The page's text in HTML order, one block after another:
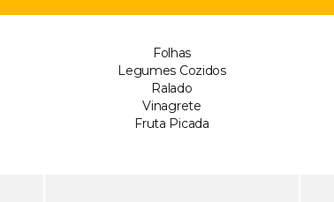
Folhas
Legumes Cozidos
Ralado
Vinagrete
Fruta Picada